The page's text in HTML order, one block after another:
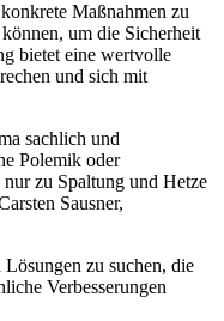
Maßnahmen zu
um die Sicherheit
bietet eine wertvolle
und sich mit
sachlich und
Polemik oder
zu Spaltung und Hetze
Sausner,
Lösungen zu suchen, die
Verbesserungen